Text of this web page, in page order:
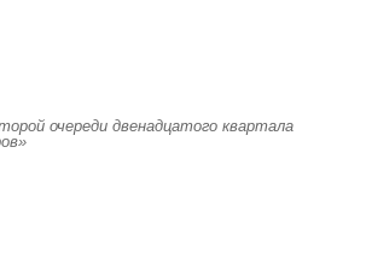
очереди двенадцатого квартала